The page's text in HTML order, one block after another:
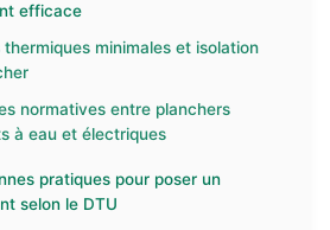
efficace
thermiques minimales et isolation
normatives entre planchers
à eau et électriques
pratiques pour poser un
selon le DTU